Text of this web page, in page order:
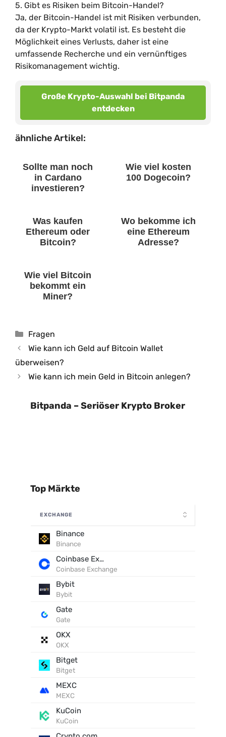
5. Gibt es Risiken beim Bitcoin-Handel?
Ja, der Bitcoin-Handel ist mit Risiken verbunden,
da der Krypto-Markt volatil ist. Es besteht die
Möglichkeit eines Verlusts, daher ist eine
umfassende Recherche und ein vernünftiges
Risikomanagement wichtig.
Große Krypto-Auswahl bei Bitpanda
entdecken
ähnliche Artikel:
Sollte man noch
in Cardano
investieren?
Wie viel kosten
100 Dogecoin?
Was kaufen
Ethereum oder
Bitcoin?
Wo bekomme ich
eine Ethereum
Adresse?
Wie viel Bitcoin
bekommt ein
Miner?
Kategorien
Fragen
Wie kann ich Geld auf Bitcoin Wallet
überweisen?
Wie kann ich mein Geld in Bitcoin anlegen?
Bitpanda – Seriöser Krypto Broker
Top Märkte
EXCHANGE
Binance
Binance
Coinbase Exchange
Coinbase Exchange
Bybit
Bybit
Gate
Gate
OKX
OKX
Bitget
Bitget
MEXC
MEXC
KuCoin
KuCoin